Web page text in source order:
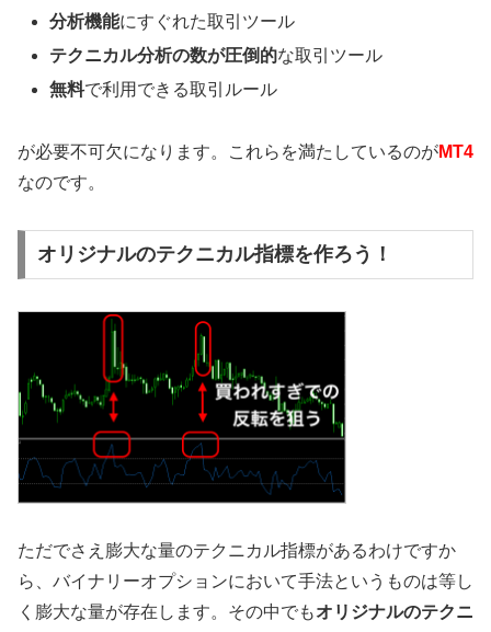
分析機能にすぐれた取引ツール
テクニカル分析の数が圧倒的な取引ツール
無料で利用できる取引ルール
が必要不可欠になります。これらを満たしているのがMT4
なのです。
オリジナルのテクニカル指標を作ろう！
ただでさえ膨大な量のテクニカル指標があるわけですか
ら、バイナリーオプションにおいて手法というものは等し
く膨大な量が存在します。その中でもオリジナルのテクニ